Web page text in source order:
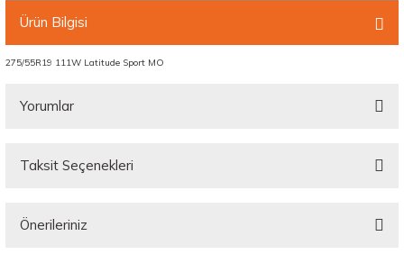
Ürün Bilgisi
275/55R19 111W Latitude Sport MO
Yorumlar
Taksit Seçenekleri
Önerileriniz